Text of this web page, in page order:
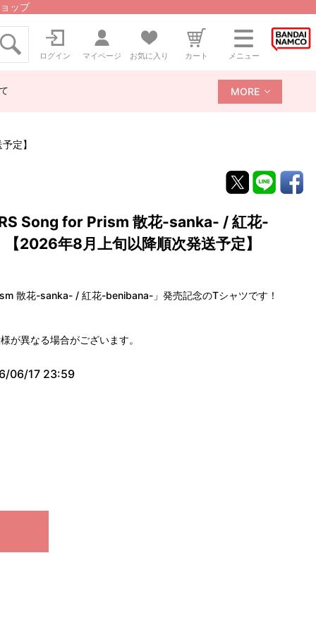
ップ
ログイン マイページ お気に入り カート メニュー
MORE
定】
Song for Prism 散花-sanka- / 紅花-
2026年8月上旬以降順次発送予定】
散花-sanka- / 紅花-benibana-」発売記念のTシャツです！
が異なる場合がございます。
06/17 23:59